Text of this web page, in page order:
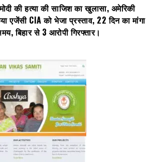
की हत्या की साजिश का खुलासा, अमेरिकी
एजेंसी CIA को भेजा प्रस्ताव, 22 दिन का मांगा
बिहार से 3 आरोपी गिरफ्तार।